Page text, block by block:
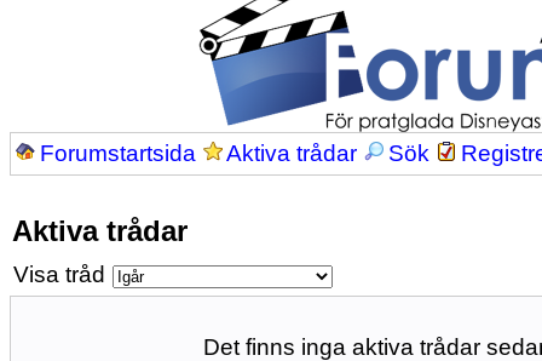
Forumstartsida Aktiva trådar Sök
Aktiva trådar
Visa tråd
Det finns inga aktiva trådar